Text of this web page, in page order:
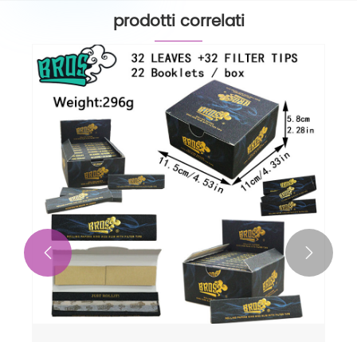
prodotti correlati
 